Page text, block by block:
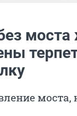
моста
моста,